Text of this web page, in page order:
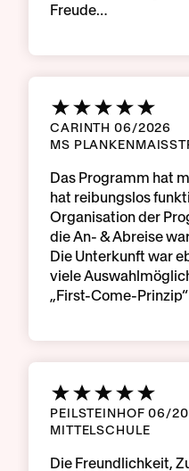
Freude…
CARINTH 06/2026
MS
Das Programm hat
hat reibungslos
Organisation der
die An- & Abreise
Die Unterkunft war
viele
„First-Come-
PEILSTEINHOF 06/
MITTELSCHULE
Die Freundlichkeit,